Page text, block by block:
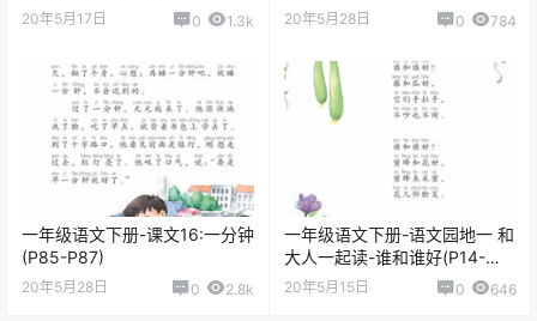
20年5月17日 0 1.3k 20年5月28日 0 784
一年级语文下册-课文16:一分钟
(P85-P87)
20年5月28日 0 2.8k
一年级语文下册-语文园地一 和
大人一起读-谁和谁好(P14-
P15)
20年5月15日 0 646